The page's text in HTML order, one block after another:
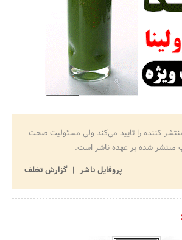
کننده را تایید می‌کند ولی مسئولیت صحت
منتشر شده بر عهده ناشر است.
پروفایل ناشر
گزارش تخلف